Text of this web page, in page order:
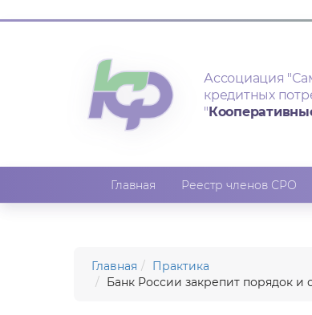
Ассоциация
кредитных
"
Главная Реестр членов СРО
Главная
Практика
Банк России закрепит порядок